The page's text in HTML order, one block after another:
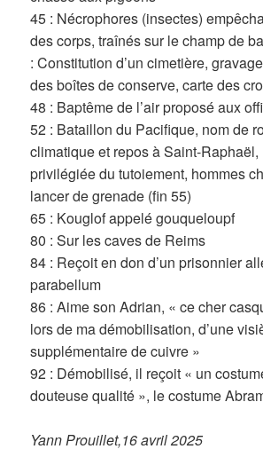
45 : Nécrophores (insectes)
des corps, traînés sur le champ de
: Constitution d’un cimetière,
des boîtes de conserve, carte des
48 : Baptême de l’air proposé aux
52 : Bataillon du Pacifique, nom de
climatique et repos à Saint-
privilégiée du tutoiement, hommes
lancer de grenade (fin 55)
65 : Kouglof appelé gouqueloupf
80 : Sur les caves de Reims
84 : Reçoit en don d’un prisonnier
parabellum
86 : Aime son Adrian, « ce cher
lors de ma démobilisation, d’une
supplémentaire de cuivre »
92 : Démobilisé, il reçoit « un
douteuse qualité », le costume
Yann Prouillet,16 avril 2025